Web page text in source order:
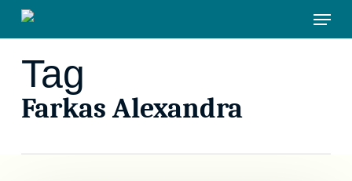
Skip
content
Menu
Tag
Farkas Alexandra